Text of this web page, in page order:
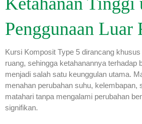
Penggunaan Luar
Kursi Komposit Type 5 dirancang
ruang, sehingga ketahanannya terhadap
menjadi salah satu keunggulan utama.
menahan perubahan suhu, kelembapan,
matahari tanpa mengalami perubahan
signifikan.